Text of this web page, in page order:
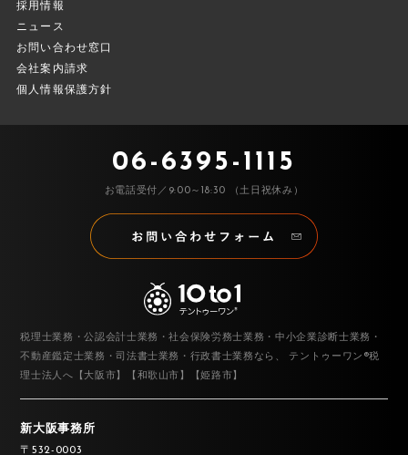
採用情報
ニュース
お問い合わせ窓口
会社案内請求
個人情報保護方針
06-6395-1115
お電話受付／9:00～18:30 （土日祝休み）
税理士業務・公認会計士業務・社会保険労務士業務・中小企業診断士業務・
不動産鑑定士業務・司法書士業務・行政書士業務なら、
テントゥーワン®税
理士法人へ【大阪市】【和歌山市】【姫路市】
新大阪事務所
〒532-0003